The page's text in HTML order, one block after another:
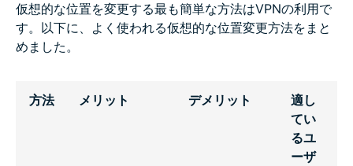
仮想的な位置を変更する最も簡単な方法はVPNの利用で
す。以下に、よく使われる仮想的な位置変更方法をまと
めました。
方法 メリット デメリット
適し
てい
るユ
ーザ